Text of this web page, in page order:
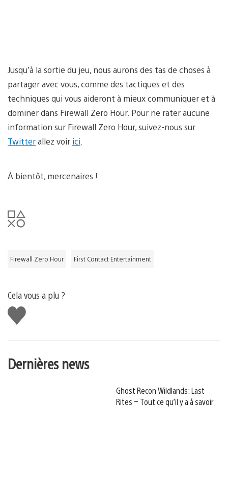
Jusqu’à la sortie du jeu, nous aurons des tas de choses à
partager avec vous, comme des tactiques et des
techniques qui vous aideront à mieux communiquer et à
dominer dans Firewall Zero Hour. Pour ne rater aucune
information sur Firewall Zero Hour, suivez-nous sur
Twitterallez voir ici
À bientôt, mercenaires !
Firewall Zero Hour First Contact Entertainment
Cela vous a plu ?
J'aime
Dernières news
Ghost Recon Wildlands: Last
Rites – Tout ce qu’il y a à savoir